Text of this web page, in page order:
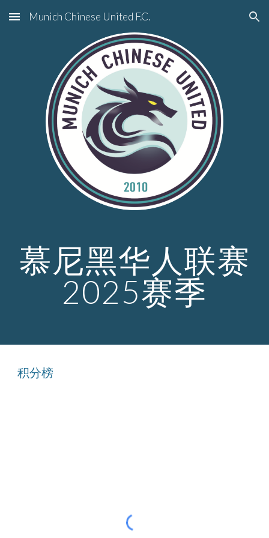
Skip to main content Skip to navigation
Munich Chinese United F.C.
慕尼黑华人联赛
2025赛季
积分榜